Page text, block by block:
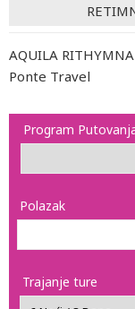
AQUILA
Ponte Travel
Program
Polazak
Trajanje ture